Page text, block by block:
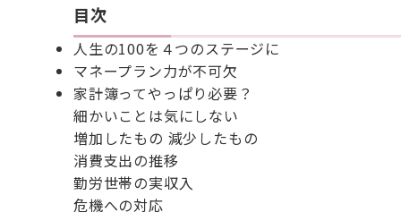
目次
人生の100を４つのステージに
マネープラン力が不可欠
家計簿ってやっぱり必要？
細かいことは気にしない
増加したもの 減少したもの
消費支出の推移
勤労世帯の実収入
危機への対応